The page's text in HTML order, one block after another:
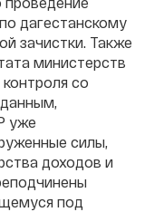
дагестанскому
зачистки. Также
министерств
со
уже
силы,
доходов и
под